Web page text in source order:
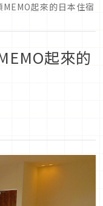
起來的日本住宿
起來的